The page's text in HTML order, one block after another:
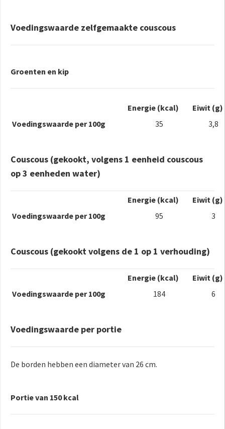
Voedingswaarde zelfgemaakte couscous
Groenten en kip
Energie (kcal)
Eiwit (g)
Voedingswaarde per 100g
35 3,8
Couscous (gekookt, volgens 1 eenheid couscous
op 3 eenheden water)
Energie (kcal)
Eiwit (g)
Voedingswaarde per 100g
95 3
Couscous (gekookt volgens de 1 op 1 verhouding)
Energie (kcal)
Eiwit (g)
Voedingswaarde per 100g
184 6
Voedingswaarde per portie
De borden hebben een diameter van 26 cm.
Portie van 150 kcal